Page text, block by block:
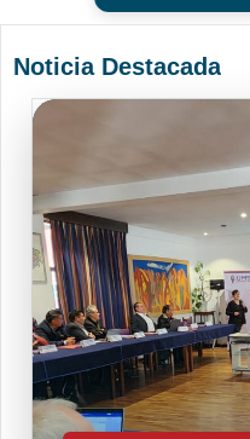
Noticia Destacada